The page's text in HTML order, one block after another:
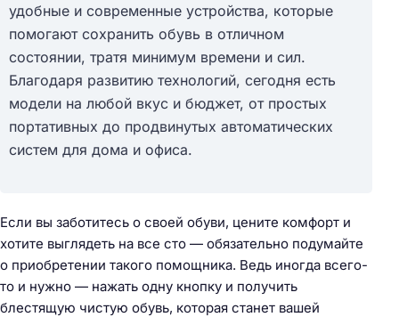
удобные и современные устройства, которые
помогают сохранить обувь в отличном
состоянии, тратя минимум времени и сил.
Благодаря развитию технологий, сегодня есть
модели на любой вкус и бюджет, от простых
портативных до продвинутых автоматических
систем для дома и офиса.
Если вы заботитесь о своей обуви, цените комфорт и
хотите выглядеть на все сто — обязательно подумайте
о приобретении такого помощника. Ведь иногда всего-
то и нужно — нажать одну кнопку и получить
блестящую чистую обувь, которая станет вашей